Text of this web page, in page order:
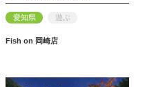
愛知県 遊ぶ
Fish on 岡崎店